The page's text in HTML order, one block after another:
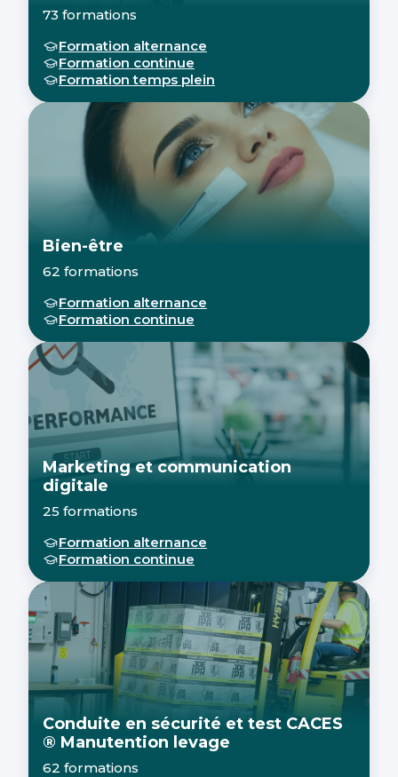
73 formations
Formation alternance
Formation continue
Formation temps plein
Bien-être
62 formations
Formation alternance
Formation continue
Marketing et communication
digitale
25 formations
Formation alternance
Formation continue
Conduite en sécurité et test CACES
® Manutention levage
62 formations